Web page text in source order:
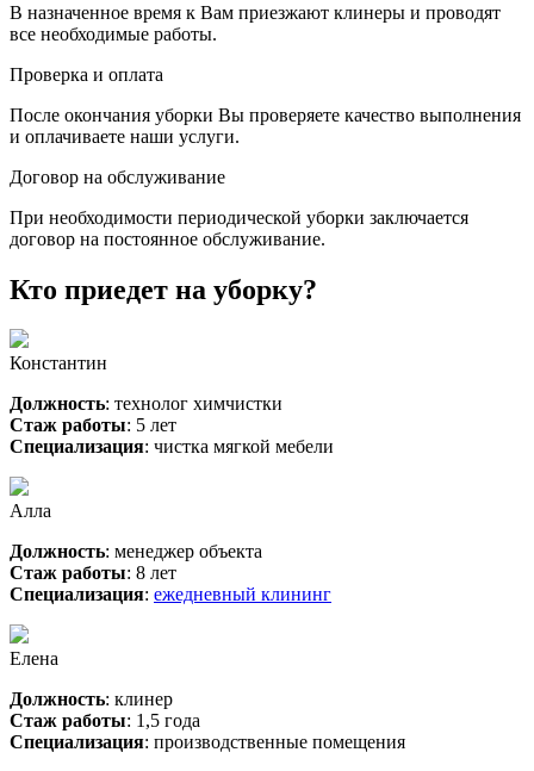
В назначенное время к Вам приезжают клинеры и проводят
все необходимые работы.
Проверка и оплата
После окончания уборки Вы проверяете качество выполнения
и оплачиваете наши услуги.
Договор на обслуживание
При необходимости периодической уборки заключается
договор на постоянное обслуживание.
Кто приедет на уборку?
Константин
Должность: технолог химчистки
Стаж работы: 5 лет
Специализация: чистка мягкой мебели
Алла
Должность: менеджер объекта
Стаж работы: 8 лет
Специализация: ежедневный клининг
Елена
Должность: клинер
Стаж работы: 1,5 года
Специализация: производственные помещения